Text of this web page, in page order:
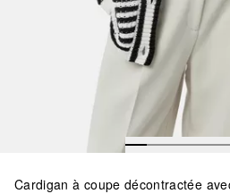
Cardigan à coupe décontractée